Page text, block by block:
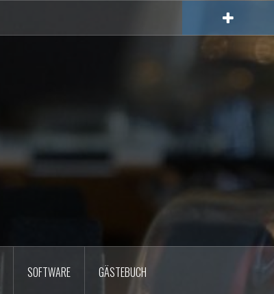
SOFTWARE GÄSTEBUCH